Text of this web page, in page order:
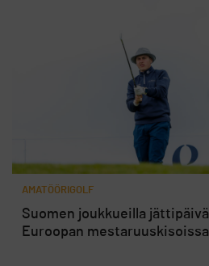
AMATÖÖRIGOLF
Suomen joukkueilla jättipäivä
Euroopan mestaruuskisoissa